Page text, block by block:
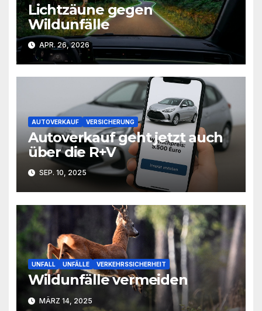
Lichtzäune gegen
Wildunfälle
APR. 26, 2026
AUTOVERKAUF VERSICHERUNG
Autoverkauf geht jetzt auch
über die R+V
SEP. 10, 2025
UNFALL UNFÄLLE VERKEHRSSICHERHEIT
Wildunfälle vermeiden
MÄRZ 14, 2025